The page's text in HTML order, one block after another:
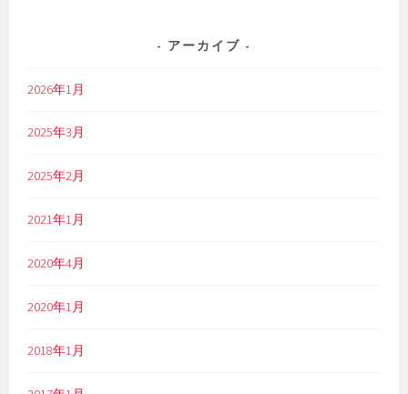
アーカイブ
2026年1月
2025年3月
2025年2月
2021年1月
2020年4月
2020年1月
2018年1月